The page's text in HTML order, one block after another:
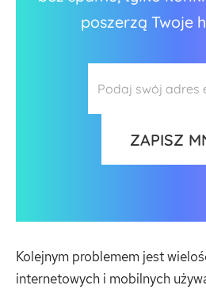
poszerzą Twoje
Kolejnym problemem jest
internetowych i mobilnych